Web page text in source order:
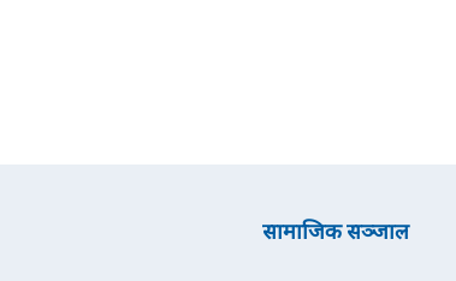
सामाजिक सञ्जाल